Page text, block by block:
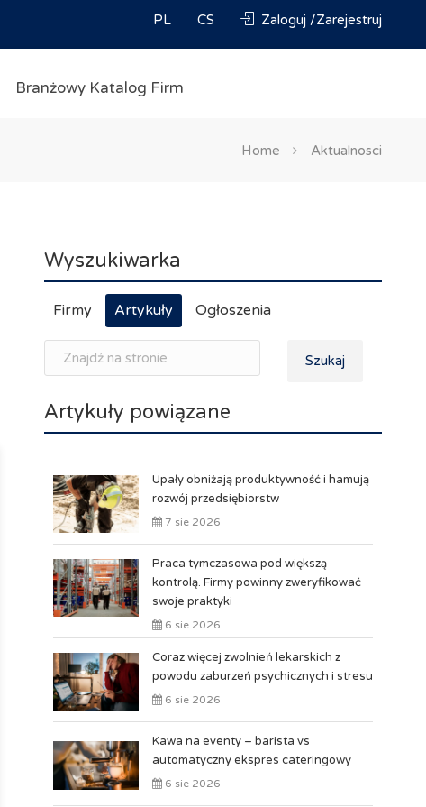
PL CS Zaloguj /Zarejestruj
Branżowy Katalog Firm
Home Aktualnosci
Wyszukiwarka
Firmy Artykuły Ogłoszenia
Szukaj
Artykuły powiązane
Upały obniżają produktywność i hamują
rozwój przedsiębiorstw
7 sie 2026
Praca tymczasowa pod większą
kontrolą. Firmy powinny zweryfikować
swoje praktyki
6 sie 2026
Coraz więcej zwolnień lekarskich z
powodu zaburzeń psychicznych i stresu
6 sie 2026
Kawa na eventy – barista vs
automatyczny ekspres cateringowy
6 sie 2026